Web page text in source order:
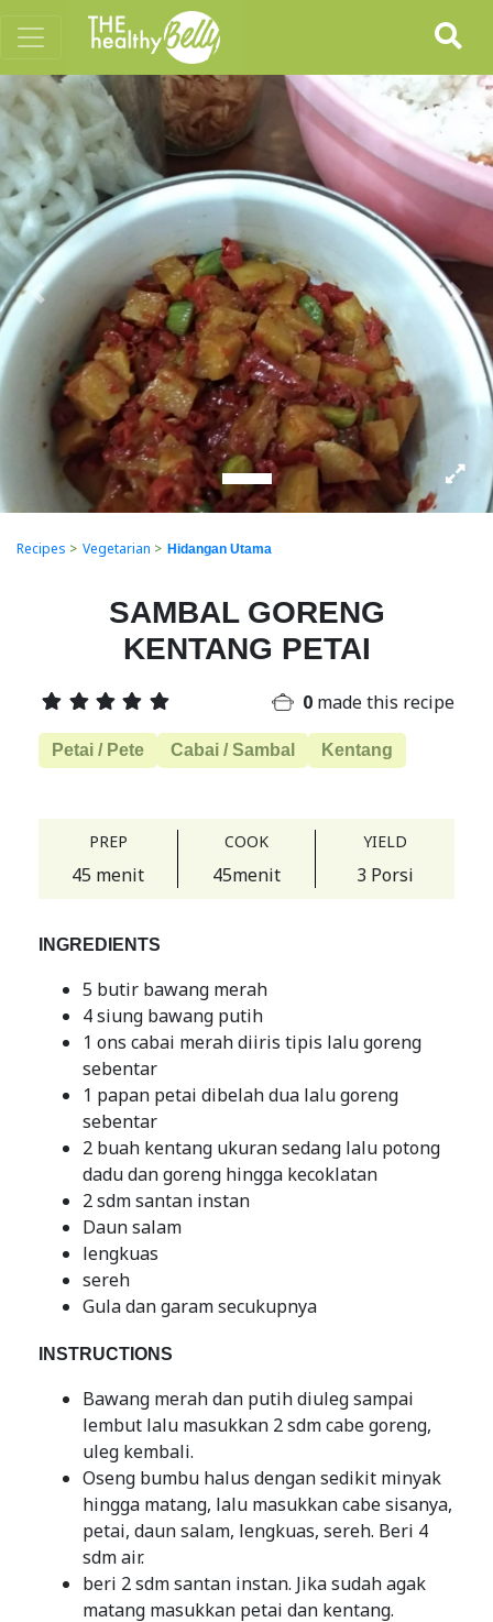
Previous Next
Recipes > Vegetarian > Hidangan Utama
SAMBAL GORENG
KENTANG PETAI
0 made this recipe
Petai / Pete Cabai / Sambal Kentang
PREP
45 menit
COOK
45menit
YIELD
3 Porsi
INGREDIENTS
5 butir bawang merah
4 siung bawang putih
1 ons cabai merah diiris tipis lalu goreng
sebentar
1 papan petai dibelah dua lalu goreng
sebentar
2 buah kentang ukuran sedang lalu potong
dadu dan goreng hingga kecoklatan
2 sdm santan instan
Daun salam
lengkuas
sereh
Gula dan garam secukupnya
INSTRUCTIONS
Bawang merah dan putih diuleg sampai
lembut lalu masukkan 2 sdm cabe goreng,
uleg kembali.
Oseng bumbu halus dengan sedikit minyak
hingga matang, lalu masukkan cabe sisanya,
petai, daun salam, lengkuas, sereh. Beri 4
sdm air.
beri 2 sdm santan instan. Jika sudah agak
matang masukkan petai dan kentang.